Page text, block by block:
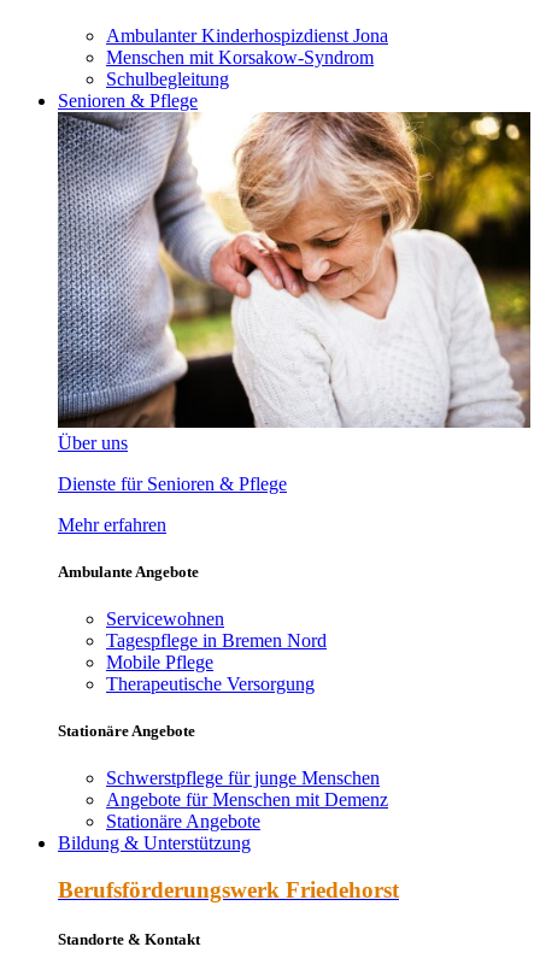
Ambulanter Kinderhospizdienst Jona
Menschen mit Korsakow-Syndrom
Schulbegleitung
Senioren & Pflege
Über uns
Dienste für Senioren & Pflege
Mehr erfahren
Ambulante Angebote
Servicewohnen
Tagespflege in Bremen Nord
Mobile Pflege
Therapeutische Versorgung
Stationäre Angebote
Schwerstpflege für junge Menschen
Angebote für Menschen mit Demenz
Stationäre Angebote
Bildung & Unterstützung
Berufs­förderungs­werk Friede­horst
Standorte & Kontakt